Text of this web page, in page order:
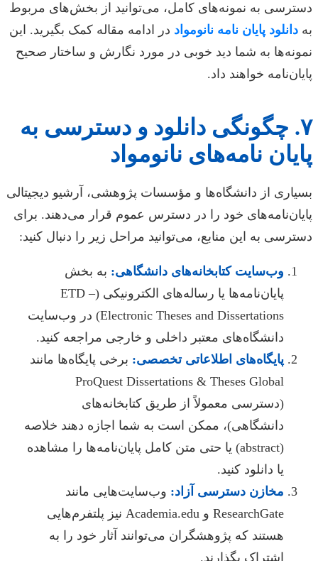
دسترسی به نمونه‌های کامل، می‌توانید از بخش‌های مربوط
به دانلود پایان نامه نانومواد در ادامه مقاله کمک بگیرید. این
نمونه‌ها به شما دید خوبی در مورد نگارش و ساختار صحیح
پایان‌نامه خواهند داد.
۷. چگونگی دانلود و دسترسی به
پایان نامه‌های نانومواد
بسیاری از دانشگاه‌ها و مؤسسات پژوهشی، آرشیو دیجیتالی
پایان‌نامه‌های خود را در دسترس عموم قرار می‌دهند. برای
دسترسی به این منابع، می‌توانید مراحل زیر را دنبال کنید:
وب‌سایت کتابخانه‌های دانشگاهی: به بخش
پایان‌نامه‌ها یا رساله‌های الکترونیکی (ETD –
Electronic Theses and Dissertations) در وب‌سایت
دانشگاه‌های معتبر داخلی و خارجی مراجعه کنید.
پایگاه‌های اطلاعاتی تخصصی: برخی پایگاه‌ها مانند
ProQuest Dissertations & Theses Global
(دسترسی معمولاً از طریق کتابخانه‌های
دانشگاهی)، ممکن است به شما اجازه دهند خلاصه
(abstract) یا حتی متن کامل پایان‌نامه‌ها را مشاهده
یا دانلود کنید.
مخازن دسترسی آزاد: وب‌سایت‌هایی مانند
ResearchGate و Academia.edu نیز پلتفرم‌هایی
هستند که پژوهشگران می‌توانند آثار خود را به
اشتراک بگذارند.